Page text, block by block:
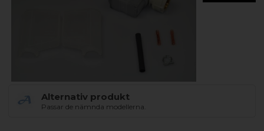
Alternativ produkt
Passar de nämnda modellerna.